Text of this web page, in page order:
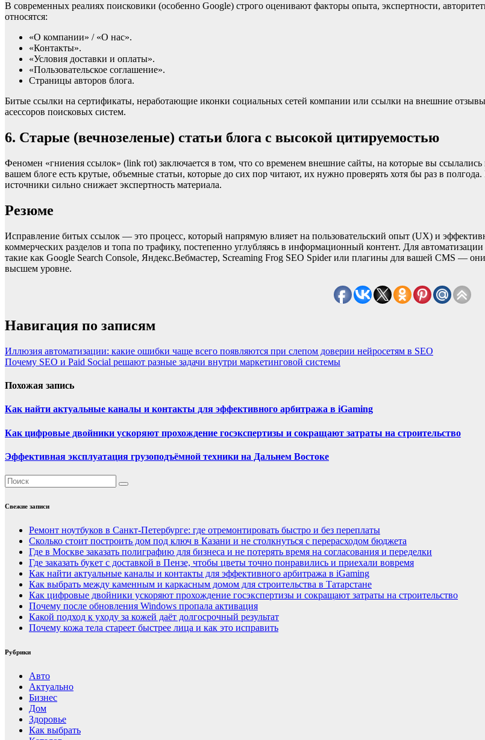
В современных реалиях поисковики (особенно Google) строго оценивают факторы опыта, экспертности,
относятся:
«О компании» / «О нас».
«Контакты».
«Условия доставки и оплаты».
«Пользовательское соглашение».
Страницы авторов блога.
Битые ссылки на сертификаты, неработающие иконки социальных сетей компании или ссылки на внешние
асессоров поисковых систем.
6. Старые (вечнозеленые) статьи блога с высокой цитируемостью
Феномен «гниения ссылок» (link rot) заключается в том, что со временем внешние сайты, на которые вы
вашем блоге есть крутые, объемные статьи, которые до сих пор читают, их нужно проверять хотя бы раз в
источники сильно снижает экспертность материала.
Резюме
Исправление битых ссылок — это процесс, который напрямую влияет на пользовательский опыт (UX) и
коммерческих разделов и топа по трафику, постепенно углубляясь в информационный контент. Для
такие как Google Search Console, Яндекс.Вебмастер, Screaming Frog SEO Spider или плагины для вашей CMS —
высшем уровне.
Навигация по записям
Иллюзия автоматизации: какие ошибки чаще всего появляются при слепом доверии нейросетям в SEO
Почему SEO и Paid Social решают разные задачи внутри маркетинговой системы
Похожая запись
Как найти актуальные каналы и контакты для эффективного арбитража в iGaming
Как цифровые двойники ускоряют прохождение госэкспертизы и сокращают затраты на строительство
Эффективная эксплуатация грузоподъёмной техники на Дальнем Востоке
Свежие записи
Ремонт ноутбуков в Санкт-Петербурге: где отремонтировать быстро и без переплаты
Сколько стоит построить дом под ключ в Казани и не столкнуться с перерасходом бюджета
Где в Москве заказать полиграфию для бизнеса и не потерять время на согласования и переделки
Где заказать букет с доставкой в Пензе, чтобы цветы точно понравились и приехали вовремя
Как найти актуальные каналы и контакты для эффективного арбитража в iGaming
Как выбрать между каменным и каркасным домом для строительства в Татарстане
Как цифровые двойники ускоряют прохождение госэкспертизы и сокращают затраты на строительство
Почему после обновления Windows пропала активация
Какой подход к уходу за кожей даёт долгосрочный результат
Почему кожа тела стареет быстрее лица и как это исправить
Рубрики
Авто
Актуально
Бизнес
Дом
Здоровье
Как выбрать